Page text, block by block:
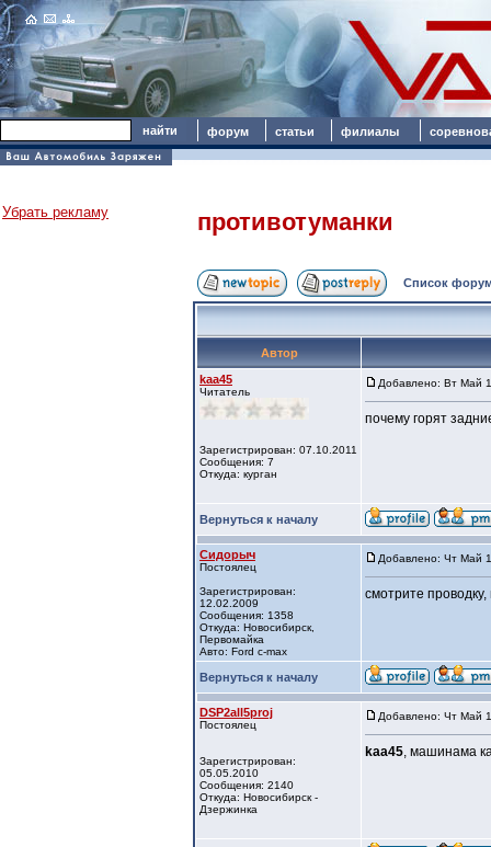
форум статьи филиалы
Убрать рекламу противотуманки
Список
Автор
kaa45
Читатель
Зарегистрирован: 07.10.2011
Сообщения: 7
Откуда: курган
Добавлено: Вт Май
почему горят
Вернуться к началу
Сидорыч
Постоялец
Зарегистрирован:
12.02.2009
Сообщения: 1358
Откуда: Новосибирск,
Первомайка
Авто: Ford c-max
Добавлено: Чт Май
смотрите
Вернуться к началу
DSP2all5proj
Постоялец
Зарегистрирован:
05.05.2010
Сообщения: 2140
Откуда: Новосибирск -
Дзержинка
Добавлено: Чт Май
kaa45, машинама